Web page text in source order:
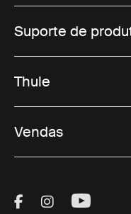
Suporte de
Thule
Vendas
Visit Thule on
Visit Thule
Visit